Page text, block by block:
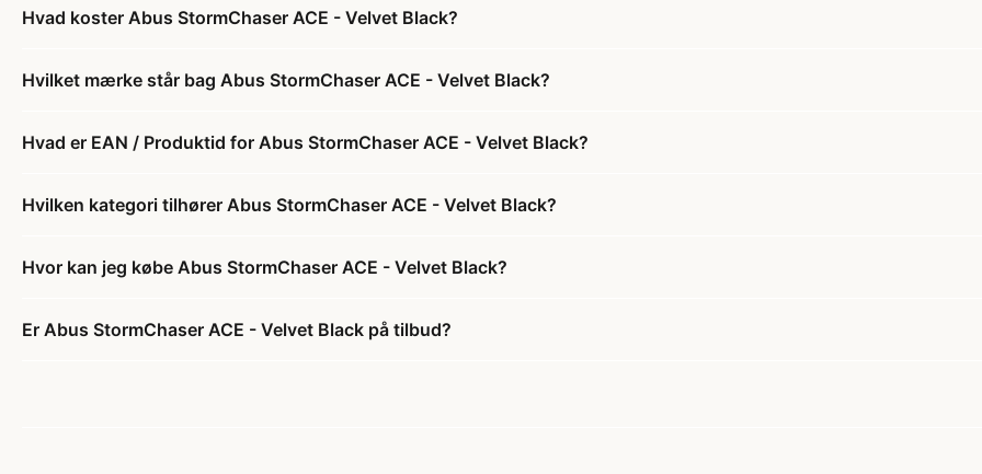
Hvad koster Abus StormChaser ACE - Velvet Black?
Hvilket mærke står bag Abus StormChaser ACE - Velvet Black?
Hvad er EAN / Produktid for Abus StormChaser ACE - Velvet Black?
Hvilken kategori tilhører Abus StormChaser ACE - Velvet Black?
Hvor kan jeg købe Abus StormChaser ACE - Velvet Black?
Er Abus StormChaser ACE - Velvet Black på tilbud?